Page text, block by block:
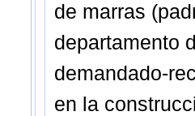
de marras
departamento
demandado-
en la